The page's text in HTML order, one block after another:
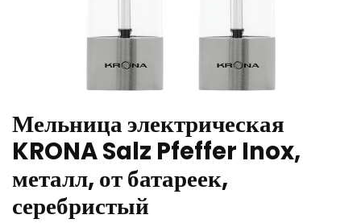
Мельница электрическая
KRONA Salz Pfeffer Inox,
металл, от батареек,
серебристый